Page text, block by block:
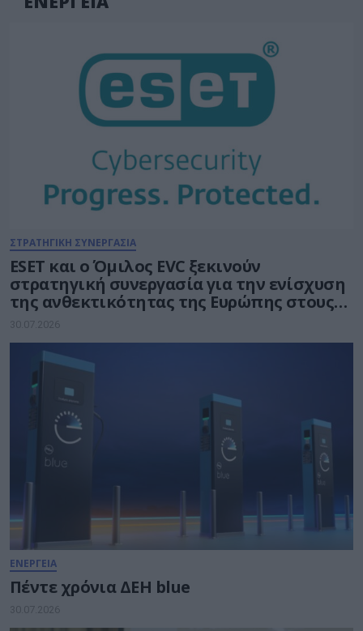
ΣΤΡΑΤΗΓΙΚΗ ΣΥΝΕΡΓΑΣΙΑ
ESET και ο Όμιλος EVC ξεκινούν
στρατηγική συνεργασία για την ενίσχυση
της ανθεκτικότητας της Ευρώπης στους
τομείς κυβερνοασφάλειας και ενέργειας
30.07.2026
ΕΝΕΡΓΕΙΑ
Πέντε χρόνια ΔΕΗ blue
30.07.2026